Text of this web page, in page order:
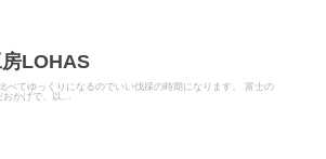
LOHAS
てゆっくりになるのでいい伐採の時期になります。 富士の
かげで、以...